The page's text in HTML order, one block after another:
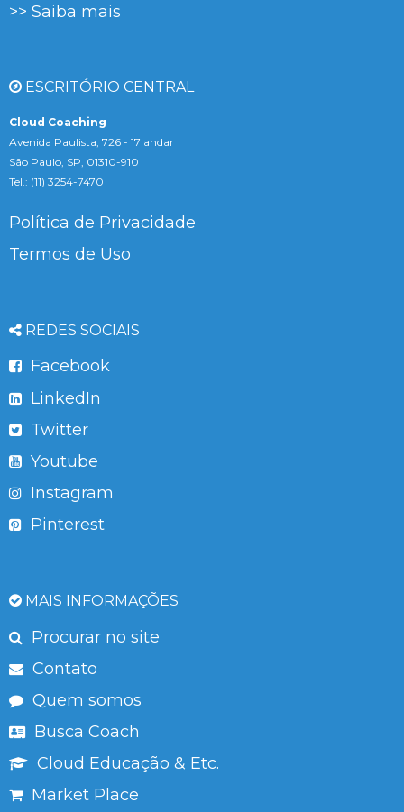
>> Saiba mais
ESCRITÓRIO CENTRAL
Cloud Coaching
Avenida Paulista, 726 - 17 andar
São Paulo, SP, 01310-910
Tel.: (11) 3254-7470
Política de Privacidade
Termos de Uso
REDES SOCIAIS
Facebook
LinkedIn
Twitter
Youtube
Instagram
Pinterest
MAIS INFORMAÇÕES
Procurar no site
Contato
Quem somos
Busca Coach
Cloud Educação & Etc.
Market Place